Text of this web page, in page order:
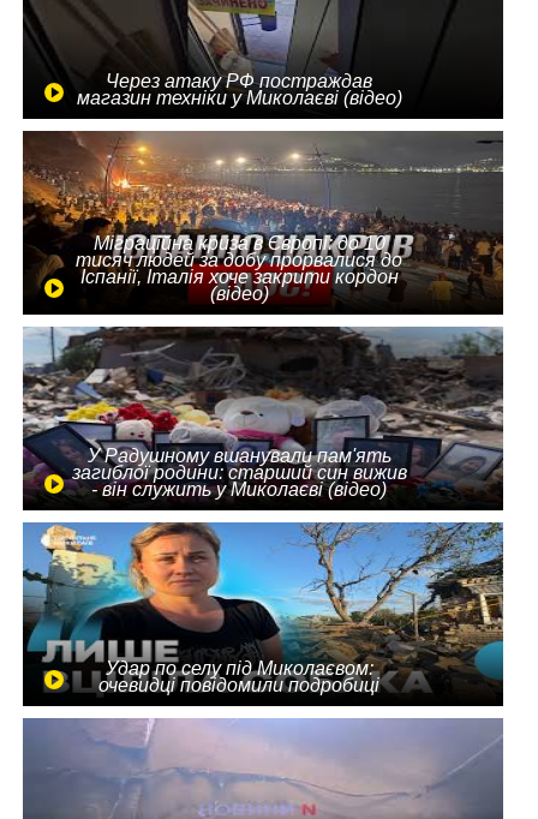
Через атаку РФ постраждав
магазин техніки у Миколаєві (відео)
Міграційна криза в Європі: до 10
тисяч людей за добу прорвалися до
Іспанії, Італія хоче закрити кордон
(відео)
У Радушному вшанували пам'ять
загиблої родини: старший син вижив
- він служить у Миколаєві (відео)
Удар по селу під Миколаєвом:
очевидці повідомили подробиці